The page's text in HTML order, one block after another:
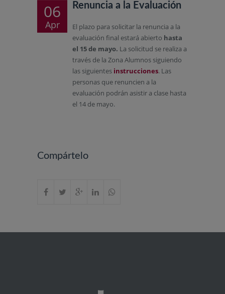
06
Apr
Renuncia a la Evaluación
El plazo para solicitar la renuncia a la
evaluación final estará abierto hasta
el 15 de mayo. La solicitud se realiza a
través de la Zona Alumnos siguiendo
las siguientes instrucciones. Las
personas que renuncien a la
evaluación podrán asistir a clase hasta
el 14 de mayo.
Compártelo